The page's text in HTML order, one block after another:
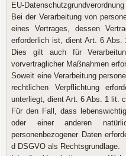
EU-
Bei der Verarbeitung von
eines Vertrages, dessen
erforderlich ist, dient Art. 6
Dies gilt auch für
vorvertraglicher Maßnahmen
Soweit eine Verarbeitung
rechtlichen Verpflichtung
unterliegt, dient Art. 6 Abs. 1 lit.
Für den Fall, dass
oder einer anderen
personenbezogener Daten
d DSGVO als Rechtsgrundlage.